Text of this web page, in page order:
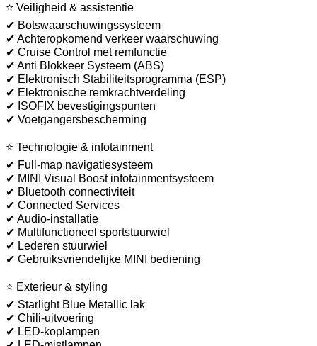
⭐ Veiligheid & assistentie
✔ Botswaarschuwingssysteem
✔ Achteropkomend verkeer waarschuwing
✔ Cruise Control met remfunctie
✔ Anti Blokkeer Systeem (ABS)
✔ Elektronisch Stabiliteitsprogramma (ESP)
✔ Elektronische remkrachtverdeling
✔ ISOFIX bevestigingspunten
✔ Voetgangersbescherming
⭐ Technologie & infotainment
✔ Full-map navigatiesysteem
✔ MINI Visual Boost infotainmentsysteem
✔ Bluetooth connectiviteit
✔ Connected Services
✔ Audio-installatie
✔ Multifunctioneel sportstuurwiel
✔ Lederen stuurwiel
✔ Gebruiksvriendelijke MINI bediening
⭐ Exterieur & styling
✔ Starlight Blue Metallic lak
✔ Chili-uitvoering
✔ LED-koplampen